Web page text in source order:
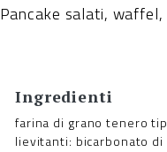
Pancake salati,
Ingredienti
farina di grano tenero
lievitanti: bicarbonato di